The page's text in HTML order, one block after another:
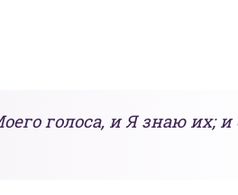
голоса, и Я знаю их; и